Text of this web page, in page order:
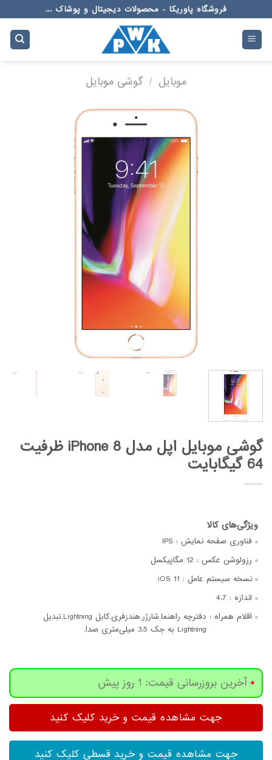
to
content
فروشگاه پاوریکا - محصولات دیجیتال و پوشاک ...
موبایل / گوشی موبایل
گوشی موبایل اپل مدل iPhone 8 ظرفیت
64 گیگابایت
فناوری صفحه‌ نمایش : IPS
رزولوشن عکس : 12 مگاپیکسل
نسخه سیستم عامل : iOS 11
اندازه : 4.7
اقلام همراه :
دفترچه‌ راهنما,شارژر,هندزفری,کابل Lightning,تبدیل
Lightning به جک 3.5 میلی‌متری صدا,
آخرین بروزرسانی قیمت: 1 روز پیش
جهت مشاهده قیمت و خرید کلیک کنید
جهت مشاهده قیمت و خرید قسطی کلیک کنید